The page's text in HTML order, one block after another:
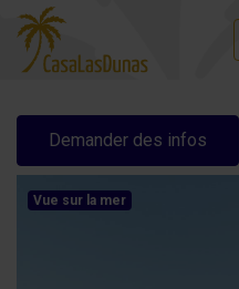
Demander des infos
Vue sur la mer